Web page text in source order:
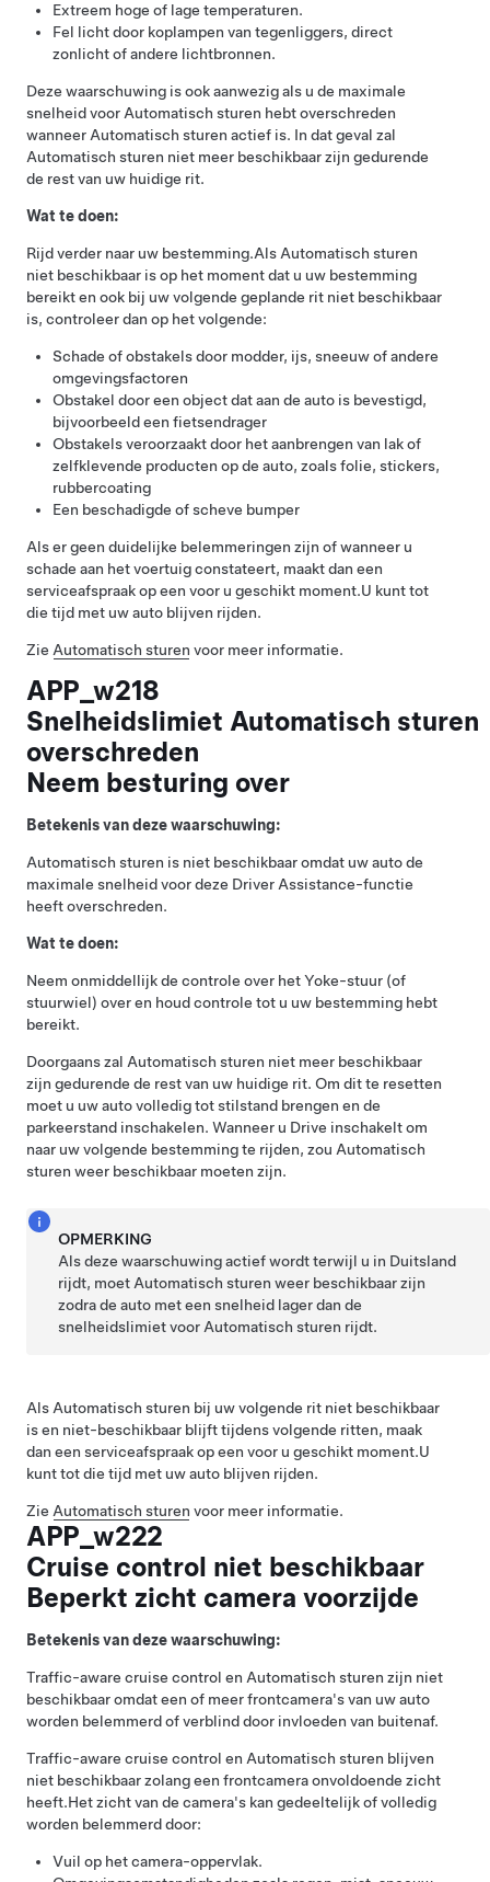
Extreem hoge of lage temperaturen.
Fel licht door koplampen van tegenliggers, direct
zonlicht of andere lichtbronnen.
Deze waarschuwing is ook aanwezig als u de maximale
snelheid voor Automatisch sturen hebt overschreden
wanneer Automatisch sturen actief is. In dat geval zal
Automatisch sturen niet meer beschikbaar zijn gedurende
de rest van uw huidige rit.
Wat te doen:
Rijd verder naar uw bestemming.Als Automatisch sturen
niet beschikbaar is op het moment dat u uw bestemming
bereikt en ook bij uw volgende geplande rit niet beschikbaar
is, controleer dan op het volgende:
Schade of obstakels door modder, ijs, sneeuw of andere
omgevingsfactoren
Obstakel door een object dat aan de auto is bevestigd,
bijvoorbeeld een fietsendrager
Obstakels veroorzaakt door het aanbrengen van lak of
zelfklevende producten op de auto, zoals folie, stickers,
rubbercoating
Een beschadigde of scheve bumper
Als er geen duidelijke belemmeringen zijn of wanneer u
schade aan het voertuig constateert, maakt dan een
serviceafspraak op een voor u geschikt moment.U kunt tot
die tijd met uw auto blijven rijden.
Zie Automatisch sturen voor meer informatie.
APP_w218
Snelheidslimiet Automatisch sturen
overschreden
Neem besturing over
Betekenis van deze waarschuwing:
Automatisch sturen is niet beschikbaar omdat uw auto de
maximale snelheid voor deze Driver Assistance-functie
heeft overschreden.
Wat te doen:
Neem onmiddellijk de controle over hetYoke-stuur (of
stuurwiel) over en houd controle tot u uw bestemming hebt
bereikt.
Doorgaans zal Automatisch sturen niet meer beschikbaar
zijn gedurende de rest van uw huidige rit. Om dit te resetten
moet u uw auto volledig tot stilstand brengen en de
parkeerstand inschakelen. Wanneer u Drive inschakelt om
naar uw volgende bestemming te rijden, zou Automatisch
sturen weer beschikbaar moeten zijn.
OPMERKING
Als deze waarschuwing actief wordt terwijl u in Duitsland
rijdt, moet Automatisch sturen weer beschikbaar zijn
zodra de auto met een snelheid lager dan de
snelheidslimiet voor Automatisch sturen rijdt.
Als Automatisch sturen bij uw volgende rit niet beschikbaar
is en niet-beschikbaar blijft tijdens volgende ritten, maak
dan een serviceafspraak op een voor u geschikt moment.U
kunt tot die tijd met uw auto blijven rijden.
Zie Automatisch sturen voor meer informatie.
APP_w222
Cruise control niet beschikbaar
Beperkt zicht camera voorzijde
Betekenis van deze waarschuwing:
Traffic-aware cruise control en Automatisch sturen zijn niet
beschikbaar omdat een of meer frontcamera's van uw auto
worden belemmerd of verblind door invloeden van buitenaf.
Traffic-aware cruise control en Automatisch sturen blijven
niet beschikbaar zolang een frontcamera onvoldoende zicht
heeft.Het zicht van de camera's kan gedeeltelijk of volledig
worden belemmerd door:
Vuil op het camera-oppervlak.